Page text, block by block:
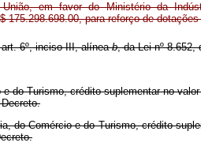
em favor do Ministério da
175.298.698.00, para reforço de
art. 6º, inciso III, alíneab, da Lei nº 8.652,
do Turismo, crédito suplementar no
do Comércio e do Turismo, crédito